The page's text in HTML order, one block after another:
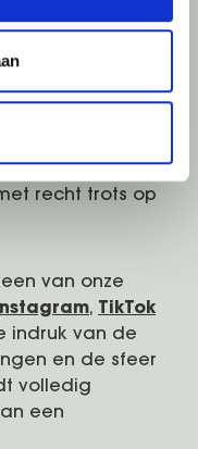
dan 12.000
met meer dan
worden
Deze beelden en
veranderen en
recht trots op
van onze
Instagram, TikTok
indruk van de
en de sfeer
volledig
een